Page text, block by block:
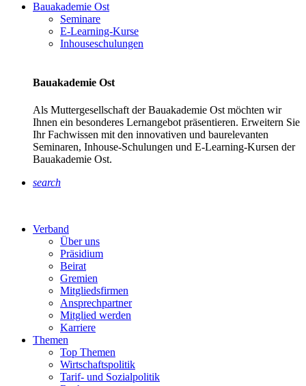
Bauakademie Ost
Seminare
E-Learning-Kurse
Inhouseschulungen
Bauakademie Ost
Als Muttergesellschaft der Bauakademie Ost möchten wir
Ihnen ein besonderes Lernangebot präsentieren. Erweitern Sie
Ihr Fachwissen mit den innovativen und baurelevanten
Seminaren, Inhouse-Schulungen und E-Learning-Kursen der
Bauakademie Ost.
search
Verband
Über uns
Präsidium
Beirat
Gremien
Mitgliedsfirmen
Ansprechpartner
Mitglied werden
Karriere
Themen
Top Themen
Wirtschaftspolitik
Tarif- und Sozialpolitik